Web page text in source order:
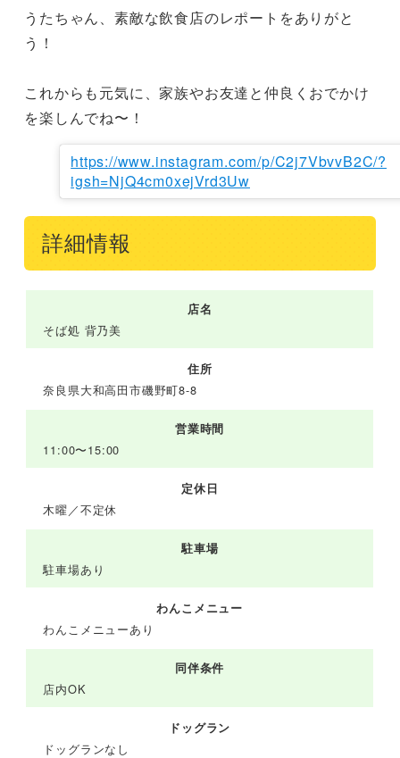
うたちゃん、素敵な飲食店のレポートをありがと
う！
これからも元気に、家族やお友達と仲良くおでかけ
を楽しんでね〜！
https://www.instagram.com/p/C2j7VbvvB2C/?
igsh=NjQ4cm0xejVrd3Uw
詳細情報
店名
そば処 背乃美
住所
奈良県大和高田市磯野町8-8
営業時間
11:00〜15:00
定休日
木曜／不定休
駐車場
駐車場あり
わんこメニュー
わんこメニューあり
同伴条件
店内OK
ドッグラン
ドッグランなし